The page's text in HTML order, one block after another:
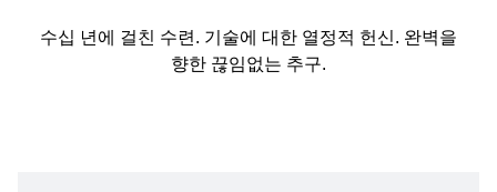
수십 년에 걸친 수련. 기술에 대한 열정적 헌신. 완벽을
향한 끊임없는 추구.